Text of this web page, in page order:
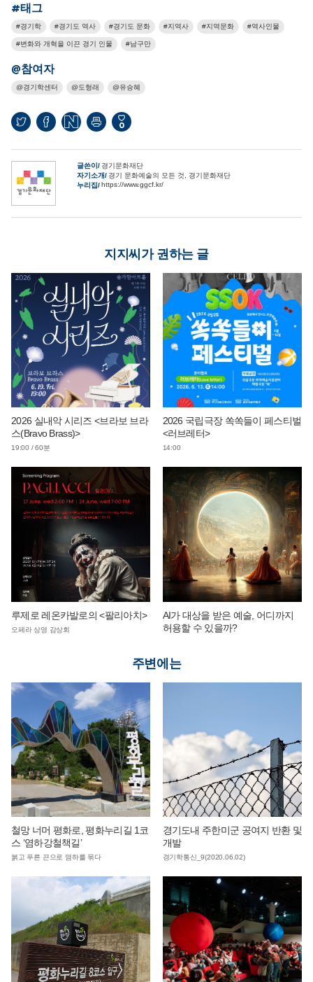
#태그
경기학 경기도 역사 경기도 문화 지역사 지역문화 역사인물
변화와 개혁을 이끈 경기 인물 남구만
@참여자
경기학센터 도형래 유승혜
0
글쓴이
경기문화재단
자기소개
경기 문화예술의 모든 것, 경기문화재단
누리집 https://www.ggcf.kr/
지지씨가 권하는 글
2026 실내악 시리즈 <브라보 브라
스(Bravo Brass)>
19:00 / 60분
2026 국립극장 쏙쏙들이 페스티벌
<러브레터>
14:00
루제로 레온카발로의 <팔리아치>
오페라 상영 감상회
AI가 대상을 받은 예술, 어디까지
허용할 수 있을까?
주변에는
철망 너머 평화로, 평화누리길 1코
스 ‘염하강철책길’
붉고 푸른 끈으로 염하를 묶다
경기도내 주한미군 공여지 반환 및
개발
경기학통신_9(2020.06.02)